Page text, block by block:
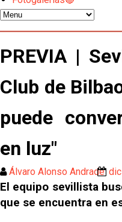
gestión de un inválido
Luis García Plaza: No
El Sevilla FC plantea
más antes del cierre
Djibril Sow pone
contrato con el Genoa
PREVIA |
Club de
puede
en luz"
Álvaro Alonso Andrade
El equipo sevillista
que se encuentra en